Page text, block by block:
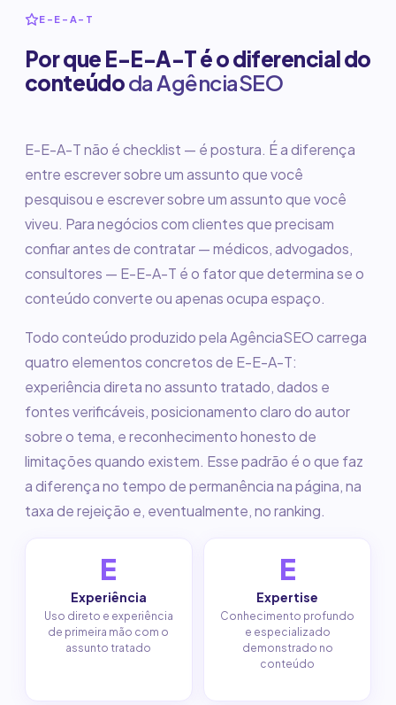
E-E-A-T
Por que E-E-A-T é o diferencial do
conteúdoda AgênciaSEO
E-E-A-T não é checklist — é postura. É a diferença
entre escrever sobre um assunto que você
pesquisou e escrever sobre um assunto que você
viveu. Para negócios com clientes que precisam
confiar antes de contratar — médicos, advogados,
consultores — E-E-A-T é o fator que determina se o
conteúdo converte ou apenas ocupa espaço.
Todo conteúdo produzido pela AgênciaSEO carrega
quatro elementos concretos de E-E-A-T:
experiência direta no assunto tratado, dados e
fontes verificáveis, posicionamento claro do autor
sobre o tema, e reconhecimento honesto de
limitações quando existem. Esse padrão é o que faz
a diferença no tempo de permanência na página, na
taxa de rejeição e, eventualmente, no ranking.
E
Experiência
Uso direto e experiência
de primeira mão com o
assunto tratado
E
Expertise
Conhecimento profundo
e especializado
demonstrado no
conteúdo